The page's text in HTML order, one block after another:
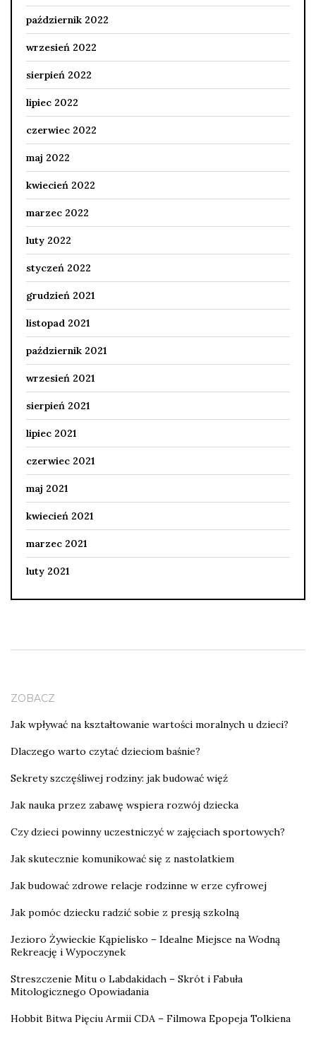
październik 2022
wrzesień 2022
sierpień 2022
lipiec 2022
czerwiec 2022
maj 2022
kwiecień 2022
marzec 2022
luty 2022
styczeń 2022
grudzień 2021
listopad 2021
październik 2021
wrzesień 2021
sierpień 2021
lipiec 2021
czerwiec 2021
maj 2021
kwiecień 2021
marzec 2021
luty 2021
ZOBACZ
Jak wpływać na kształtowanie wartości moralnych u dzieci?
Dlaczego warto czytać dzieciom baśnie?
Sekrety szczęśliwej rodziny: jak budować więź
Jak nauka przez zabawę wspiera rozwój dziecka
Czy dzieci powinny uczestniczyć w zajęciach sportowych?
Jak skutecznie komunikować się z nastolatkiem
Jak budować zdrowe relacje rodzinne w erze cyfrowej
Jak pomóc dziecku radzić sobie z presją szkolną
Jezioro Żywieckie Kąpielisko – Idealne Miejsce na Wodną
Rekreację i Wypoczynek
Streszczenie Mitu o Labdakidach – Skrót i Fabuła
Mitologicznego Opowiadania
Hobbit Bitwa Pięciu Armii CDA – Filmowa Epopeja Tolkiena